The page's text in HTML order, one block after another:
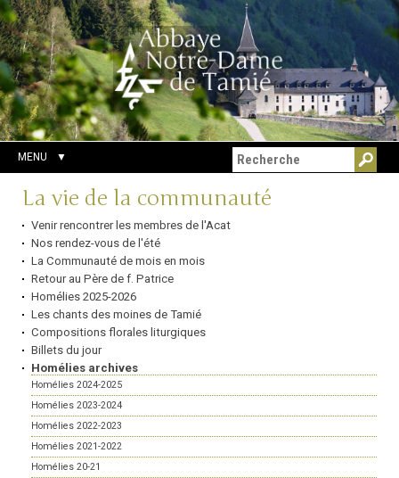
Aller
au
contenu.
|
Aller
à
la
navigation
Outils
personnels
Chercher par
Recherche
avancée…
MENU
Navigation
La vie de la communauté
Venir rencontrer les membres de l'Acat
Nos rendez-vous de l'été
La Communauté de mois en mois
Retour au Père de f. Patrice
Homélies 2025-2026
Les chants des moines de Tamié
Compositions florales liturgiques
Billets du jour
Homélies archives
Homélies 2024-2025
Homélies 2023-2024
Homélies 2022-2023
Homélies 2021-2022
Homélies 20-21